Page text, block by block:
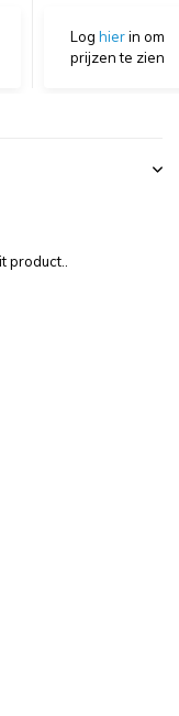
Log hierin om
prijzen te zien